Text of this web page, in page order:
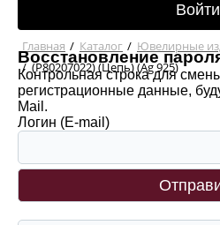
Главная / Каталог / Ювелирные
/ (Р80207022) (Цепь) (Ag 925)
Войти
Восстановление
Контрольная строка для
регистрационные данные,
Mail.
Логин (E-mail)